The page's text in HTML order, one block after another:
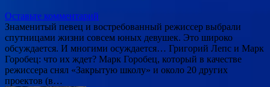
Оставьте комментарий
Знаменитый певец и востребованный режиссер выбрали
спутницами жизни совсем юных девушек. Это широко
обсуждается. И многими осуждается… Григорий Лепс и Марк
Горобец: что их ждет? Марк Горобец, который в качестве
режиссера снял «Закрытую школу» и около 20 других
проектов (в…